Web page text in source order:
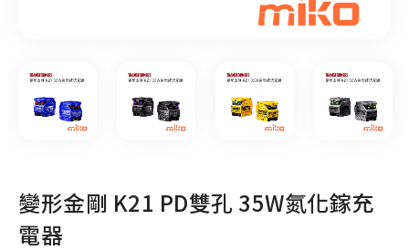
變形金剛 K21 PD雙孔 35W氮化鎵充
電器